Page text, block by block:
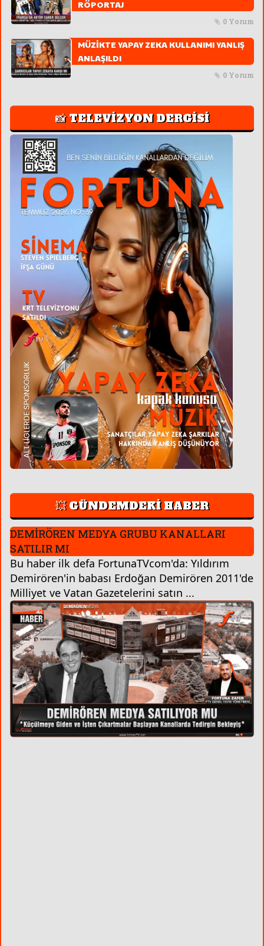
RÖPORTAJ
0 Yorum
MÜZİKTE YAPAY ZEKA KULLANIMI YANLIŞ
ANLAŞILDI
0 Yorum
📸 TELEVİZYON DERGİSİ
💥 GÜNDEMDEKİ HABER
DEMİRÖREN MEDYA GRUBU KANALLARI
SATILIR MI
Bu haber ilk defa FortunaTVcom'da: Yıldırım
Demirören'in babası Erdoğan Demirören 2011'de
Milliyet ve Vatan Gazetelerini satın ...